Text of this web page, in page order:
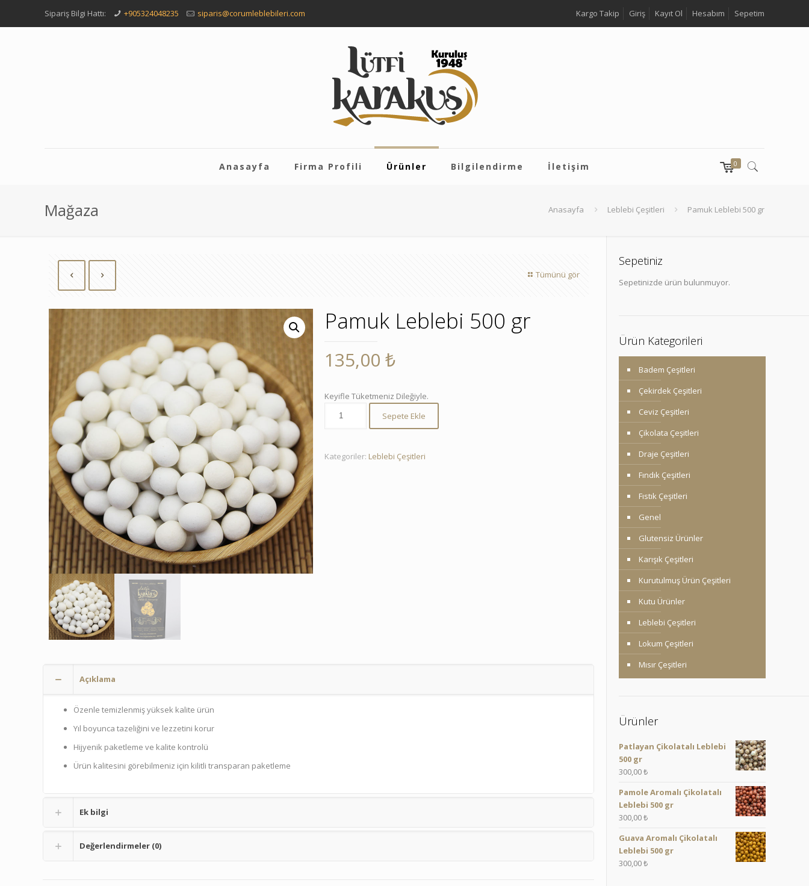
Sipariş Bilgi Hattı: +905324048235 siparis@corumleblebileri.com Kargo Takip Giriş Kayıt Ol Hesabım Sepetim
Anasayfa Firma Profili Ürünler Bilgilendirme İletişim 0
Mağaza Anasayfa Leblebi Çeşitleri Pamuk Leblebi 500 gr
Tümünü gör
Pamuk Leblebi 500 gr
135,00 ₺
Keyifle Tüketmeniz Dileğiyle.
Sepete Ekle
Kategoriler: Leblebi Çeşitleri
Açıklama
Özenle temizlenmiş yüksek kalite ürün
Yıl boyunca tazeliğini ve lezzetini korur
Hijyenik paketleme ve kalite kontrolü
Ürün kalitesini görebilmeniz için kilitli transparan paketleme
Ek bilgi
Değerlendirmeler (0)
Sepetiniz
Sepetinizde ürün bulunmuyor.
Ürün Kategorileri
Badem Çeşitleri
Çekirdek Çeşitleri
Ceviz Çeşitleri
Çikolata Çeşitleri
Draje Çeşitleri
Fındık Çeşitleri
Fıstık Çeşitleri
Genel
Glutensiz Ürünler
Karışık Çeşitleri
Kurutulmuş Ürün Çeşitleri
Kutu Ürünler
Leblebi Çeşitleri
Lokum Çeşitleri
Mısır Çeşitleri
Ürünler
Patlayan Çikolatalı Leblebi
500 gr
300,00₺
Pamole Aromalı Çikolatalı
Leblebi 500 gr
300,00₺
Guava Aromalı Çikolatalı
Leblebi 500 gr
300,00₺